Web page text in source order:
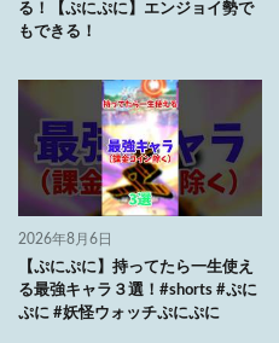
る！【ぷにぷに】エンジョイ勢で
もできる！
2026年8月6日
【ぷにぷに】持ってたら一生使え
る最強キャラ３選！#shorts #ぷに
ぷに #妖怪ウォッチぷにぷに